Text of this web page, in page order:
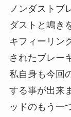
ノンダストブ
ダストと鳴き
キフィーリン
されたブレー
私自身も今回
する事が出来
ッドのもう一